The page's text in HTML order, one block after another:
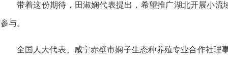
带着这份期待，田淑娴代表提出，希望推广湖北开展小
参与。
全国人大代表、咸宁赤壁市娴子生态种养殖专业合作社理